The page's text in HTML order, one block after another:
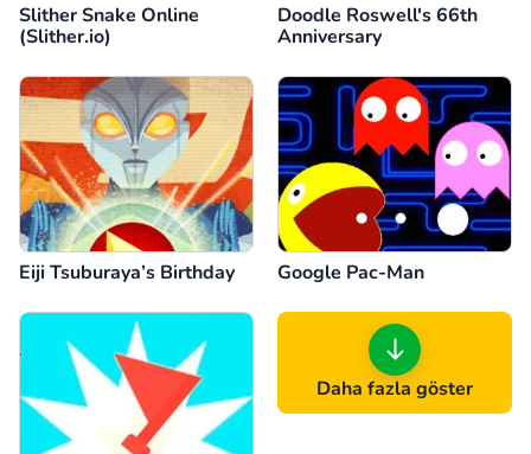
Slither Snake Online
(Slither.io)
Doodle Roswell's 66th
Anniversary
Eiji Tsuburaya’s Birthday Google Pac-Man
Daha fazla göster